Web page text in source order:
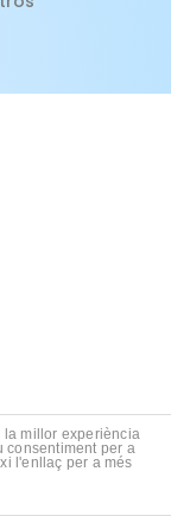
la millor experiència
consentiment per a
l'enllaç per a més